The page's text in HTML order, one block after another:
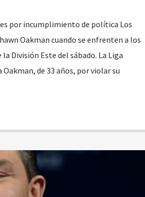
por incumplimiento de política Los
Oakman cuando se enfrenten a los
División Este del sábado. La Liga
de 33 años, por violar su